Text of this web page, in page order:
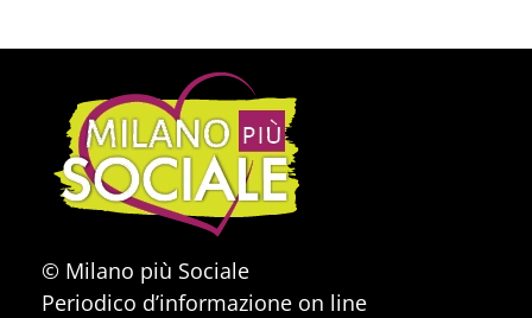
© Milano più Sociale
Periodico d’informazione on line